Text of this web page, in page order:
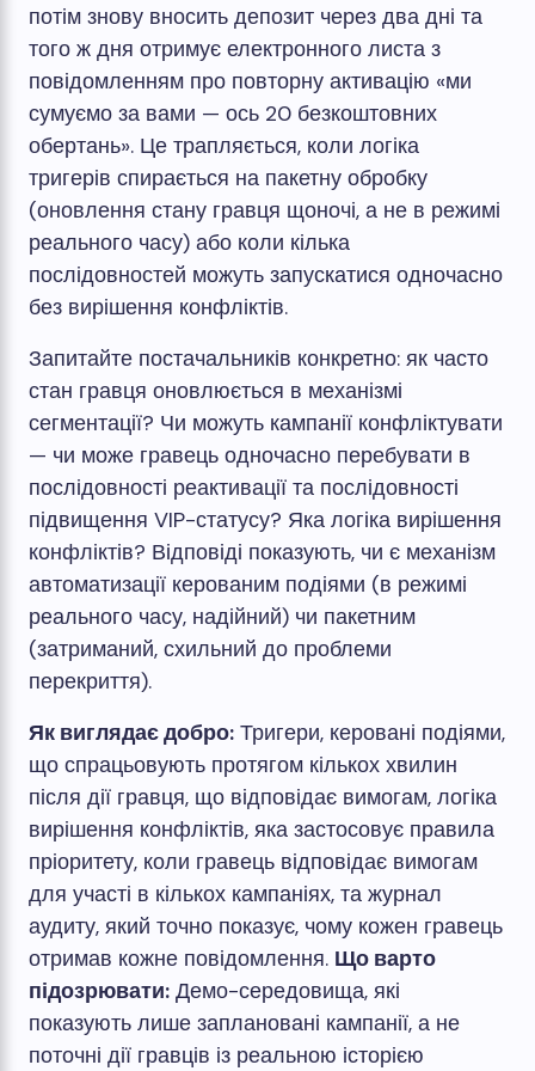
потім знову вносить депозит через два дні та
того ж дня отримує електронного листа з
повідомленням про повторну активацію «ми
сумуємо за вами — ось 20 безкоштовних
обертань». Це трапляється, коли логіка
тригерів спирається на пакетну обробку
(оновлення стану гравця щоночі, а не в режимі
реального часу) або коли кілька
послідовностей можуть запускатися одночасно
без вирішення конфліктів.
Запитайте постачальників конкретно: як часто
стан гравця оновлюється в механізмі
сегментації? Чи можуть кампанії конфліктувати
— чи може гравець одночасно перебувати в
послідовності реактивації та послідовності
підвищення VIP-статусу? Яка логіка вирішення
конфліктів? Відповіді показують, чи є механізм
автоматизації керованим подіями (в режимі
реального часу, надійний) чи пакетним
(затриманий, схильний до проблеми
перекриття).
Як виглядає добро: Тригери, керовані подіями,
що спрацьовують протягом кількох хвилин
після дії гравця, що відповідає вимогам, логіка
вирішення конфліктів, яка застосовує правила
пріоритету, коли гравець відповідає вимогам
для участі в кількох кампаніях, та журнал
аудиту, який точно показує, чому кожен гравець
отримав кожне повідомлення. Що варто
підозрювати: Демо-середовища, які
показують лише заплановані кампанії, а не
поточні дії гравців із реальною історією